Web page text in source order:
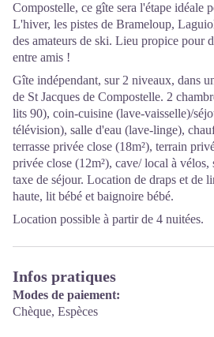
Compostelle, ce gîte sera l'étape idéale
L'hiver, les pistes de Brameloup,
des amateurs de ski. Lieu propice pour
entre amis !
Gîte indépendant, sur 2 niveaux, dans
de St Jacques de Compostelle. 2
lits 90), coin-cuisine (lave-vaisselle)/
télévision), salle d'eau (lave-linge),
terrasse privée close (18m²), terrain
privée close (12m²), cave/ local à vélos,
taxe de séjour. Location de draps et de
haute, lit bébé et baignoire bébé.
Location possible à partir de 4 nuitées.
Infos pratiques
Modes de paiement:
Chèque, Espèces